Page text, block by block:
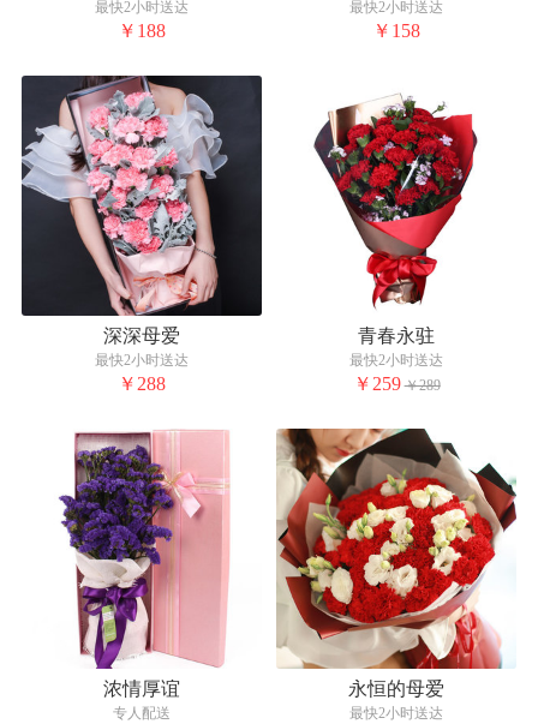
最快2小时送达
￥188
最快2小时送达
￥158
深深母爱
最快2小时送达
￥288
青春永驻
最快2小时送达
￥259 ￥289
浓情厚谊
专人配送
永恒的母爱
最快2小时送达